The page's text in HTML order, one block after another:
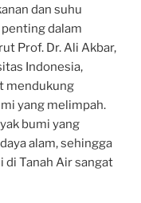
dan suhu
dalam
Prof. Dr. Ali Akbar,
Indonesia,
mendukung
yang melimpah.
bumi yang
alam, sehingga
Tanah Air sangat